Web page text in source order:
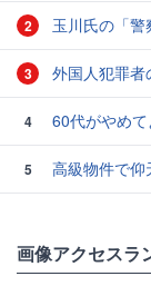
2 玉川氏の「
3 外国人犯罪者
4 60代がやめ
5
高級物件で仰
画像アクセスラ